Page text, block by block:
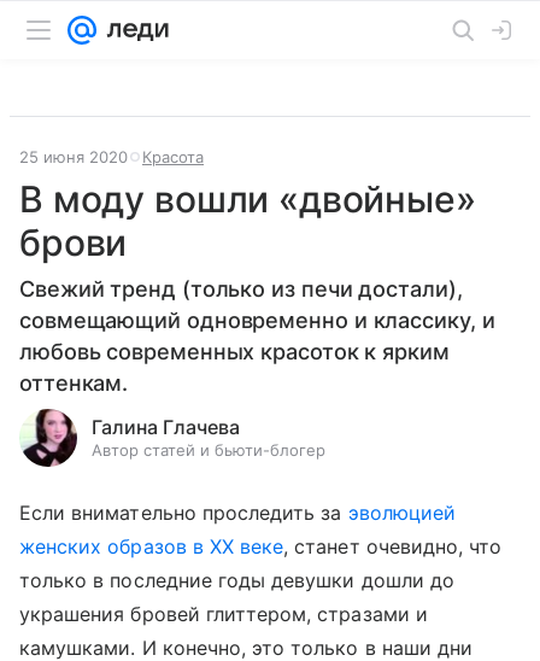
25 июня 2020 Красота
В моду вошли «двойные»
брови
Свежий тренд (только из печи достали),
совмещающий одновременно и классику, и
любовь современных красоток к ярким
оттенкам.
Галина Глачева
Автор статей и бьюти-блогер
Если внимательно проследить за эволюцией
женских образов в ХХ веке, станет очевидно, что
только в последние годы девушки дошли до
украшения бровей глиттером, стразами и
камушками. И конечно, это только в наши дни